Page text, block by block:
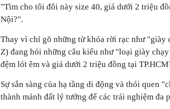
"Tìm cho tôi đôi này size 40, giá dưới 2 triệu
Nội?".
Thay vì chỉ gõ những từ khóa rời rạc như "giày
Z) đang hỏi những câu kiểu như "loại giày
đệm lót êm và giá dưới 2 triệu đồng tại
Sự sẵn sàng của hạ tầng di động và thói quen
thành mảnh đất lý tưởng để các trải nghiệm đa